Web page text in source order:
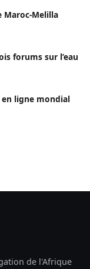
Melilla
forums sur l’eau
en ligne mondial
de l'Afrique